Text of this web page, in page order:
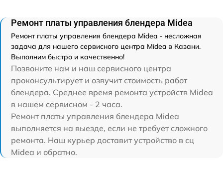
Ремонт платы управления блендера Midea
Ремонт платы управления блендера Midea - несложная
задача для нашего сервисного центра Midea в Казани.
Выполним быстро и качественно!
Позвоните нам и наш сервисного центра
проконсультирует и озвучит стоимость работ
блендера. Среднее время ремонта устройств Midea
в нашем сервисном - 2 часа.
Ремонт платы управления блендера Midea
выполняется на выезде, если не требует сложного
ремонта. Наш курьер доставит устройство в сц
Midea и обратно.